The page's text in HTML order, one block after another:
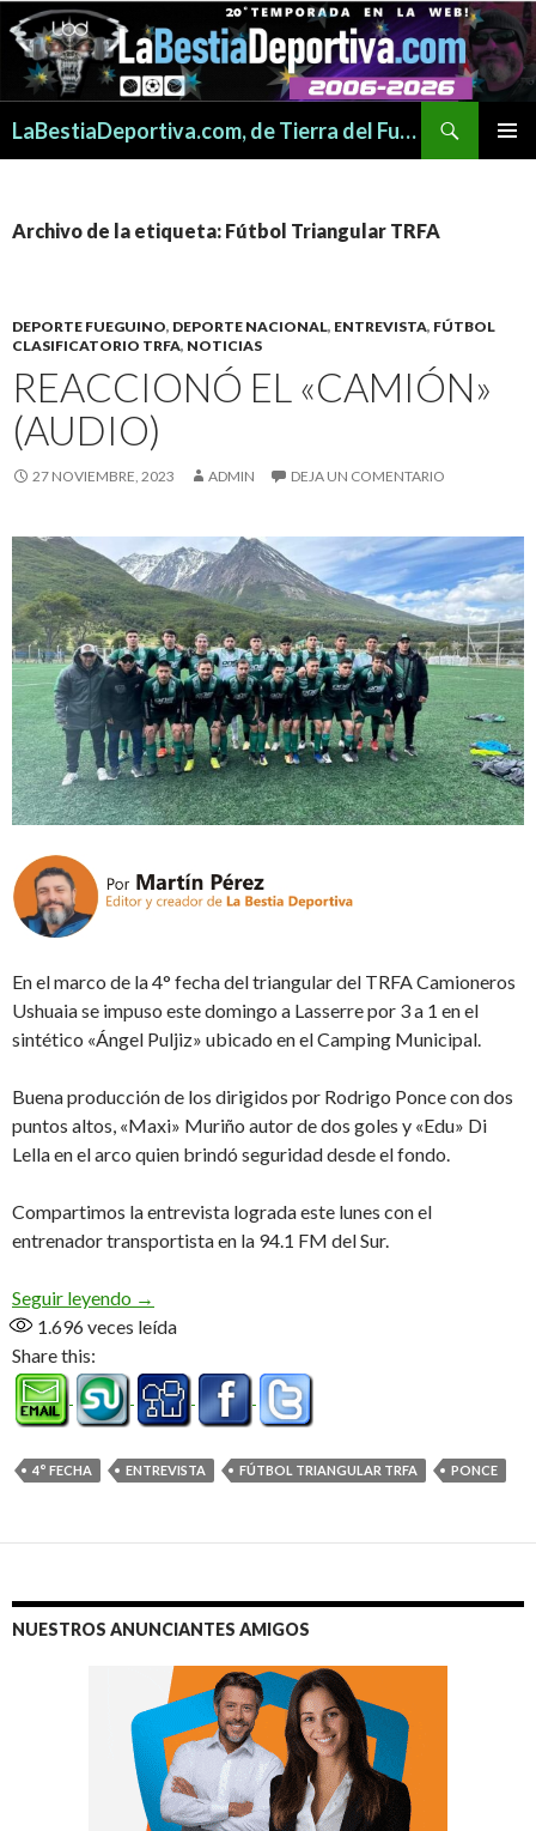
LaBestiaDeportiva.com, de Tierra del Fuego para todo el mundo
Archivo de la etiqueta: Fútbol Triangular TRFA
DEPORTE FUEGUINO, DEPORTE NACIONAL, ENTREVISTA, FÚTBOL
CLASIFICATORIO TRFA, NOTICIAS
REACCIONÓ EL «CAMIÓN»
(AUDIO)
27 NOVIEMBRE, 2023 ADMIN DEJA UN COMENTARIO
En el marco de la 4° fecha del triangular del TRFA Camioneros
Ushuaia se impuso este domingo a Lasserre por 3 a 1 en el
sintético «Ángel Puljiz» ubicado en el Camping Municipal.
Buena producción de los dirigidos por Rodrigo Ponce con dos
puntos altos, «Maxi» Muriño autor de dos goles y «Edu» Di
Lella en el arco quien brindó seguridad desde el fondo.
Compartimos la entrevista lograda este lunes con el
entrenador transportista en la 94.1 FM del Sur.
Seguir leyendo Reaccionó el «Camión» (Audio)
→
1.696veces leída
Share this:
4° FECHA ENTREVISTA FÚTBOL TRIANGULAR TRFA PONCE
NUESTROS ANUNCIANTES AMIGOS